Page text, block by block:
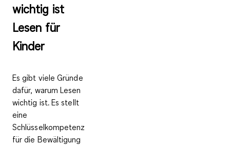
wichtig ist
Lesen für
Kinder
Es gibt viele Gründe
dafür, warum Lesen
wichtig ist. Es stellt
eine
Schlüsselkompetenz
für die Bewältigung